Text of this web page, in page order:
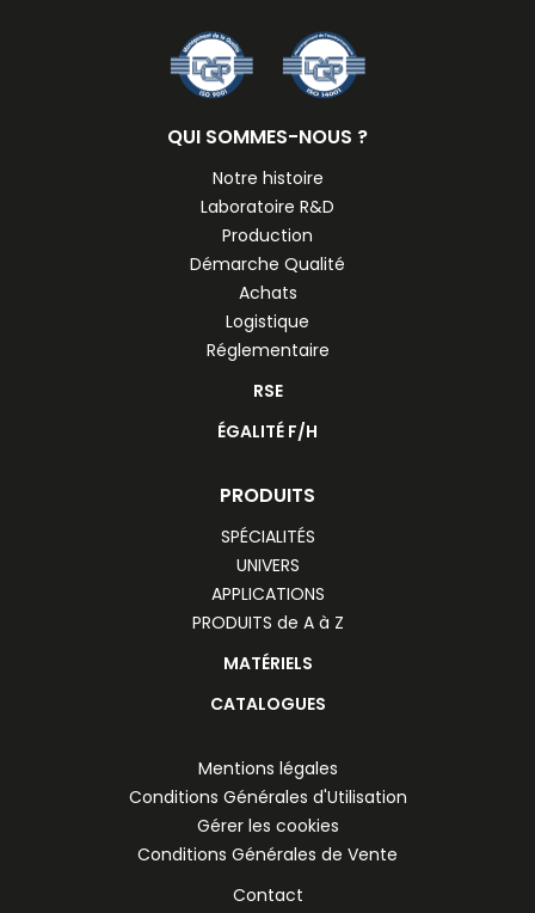
QUI SOMMES-NOUS ?
Notre histoire
Laboratoire R&D
Production
Démarche Qualité
Achats
Logistique
Réglementaire
RSE
ÉGALITÉ F/H
PRODUITS
SPÉCIALITÉS
UNIVERS
APPLICATIONS
PRODUITS de A à Z
MATÉRIELS
CATALOGUES
Mentions légales
Conditions Générales d'Utilisation
Gérer les cookies
Conditions Générales de Vente
Contact